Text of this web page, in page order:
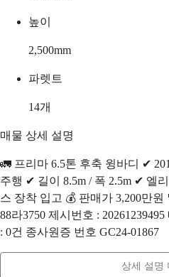
높이
2,500mm
파렛트
14개
매물 상세 설명
🚛 프리마 6.5톤 후축 윙바디 ✔
주행 ✔ 길이 8.5m / 폭 2.5m ✔ 엘
스 장착 입고 💰 판매가 3,200만
88라3750 제시번호 :
: 0건 종사원증 번호 GC24-01867
상세 설명